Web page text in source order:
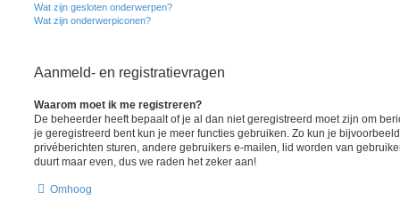
Wat zijn gesloten onderwerpen?
Wat zijn onderwerpiconen?
Aanmeld- en registratievragen
Waarom moet ik me registreren?
De beheerder heeft bepaalt of je al dan niet geregistreerd moet zijn om
je geregistreerd bent kun je meer functies gebruiken. Zo kun je
privéberichten sturen, andere gebruikers e-mailen, lid worden van
duurt maar even, dus we raden het zeker aan!
Omhoog